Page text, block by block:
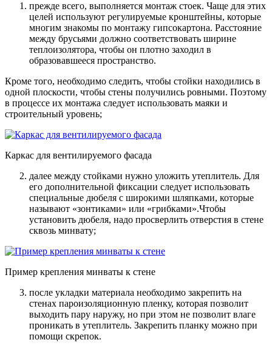
прежде всего, выполняется монтаж стоек. Чаще для этих
целей используют регулируемые кронштейны, которые
многим знакомы по монтажу гипсокартона. Расстояние
между брусьями должно соответствовать ширине
теплоизолятора, чтобы он плотно заходил в
образовавшееся пространство.
Кроме того, необходимо следить, чтобы стойки находились в
одной плоскости, чтобы стены получились ровными. Поэтому
в процессе их монтажа следует использовать маяки и
строительный уровень;
Каркас для вентилируемого фасада
далее между стойками нужно уложить утеплитель. Для
его дополнительной фиксации следует использовать
специальные дюбеля с широкими шляпками, которые
называют «зонтиками» или «грибками».Чтобы
установить дюбеля, надо просверлить отверстия в стене
сквозь минвату;
Пример крепления минваты к стене
после укладки материала необходимо закрепить на
стенах пароизоляционную пленку, которая позволит
выходить пару наружу, но при этом не позволит влаге
проникать в утеплитель. Закрепить планку можно при
помощи скрепок.